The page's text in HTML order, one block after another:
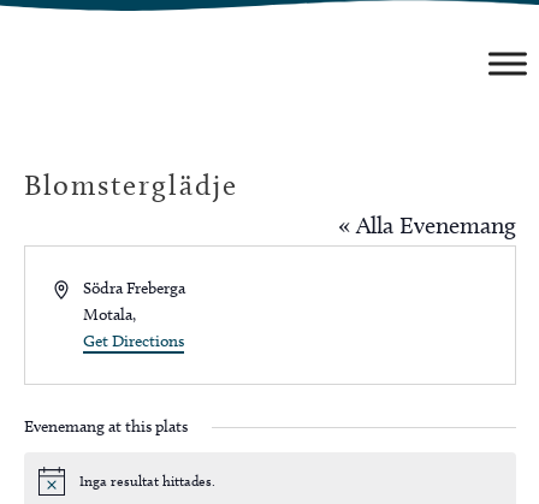
Hoppa
Blomsterglädje
« Alla Evenemang
AddressSödra Freberga
Motala,
Get Directions
Evenemang at this plats
Notis Inga resultat hittades.